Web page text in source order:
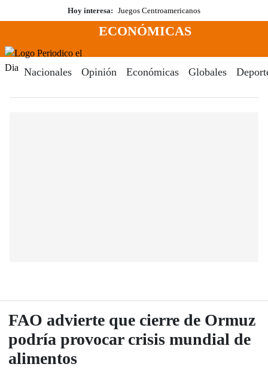
al
Hoy interesa: Juegos Centroamericanos
Menú
ECONÓMICAS
Nacionales Opinión Económicas Globales
FAO advierte que cierre de Ormuz
podría provocar crisis mundial de
alimentos